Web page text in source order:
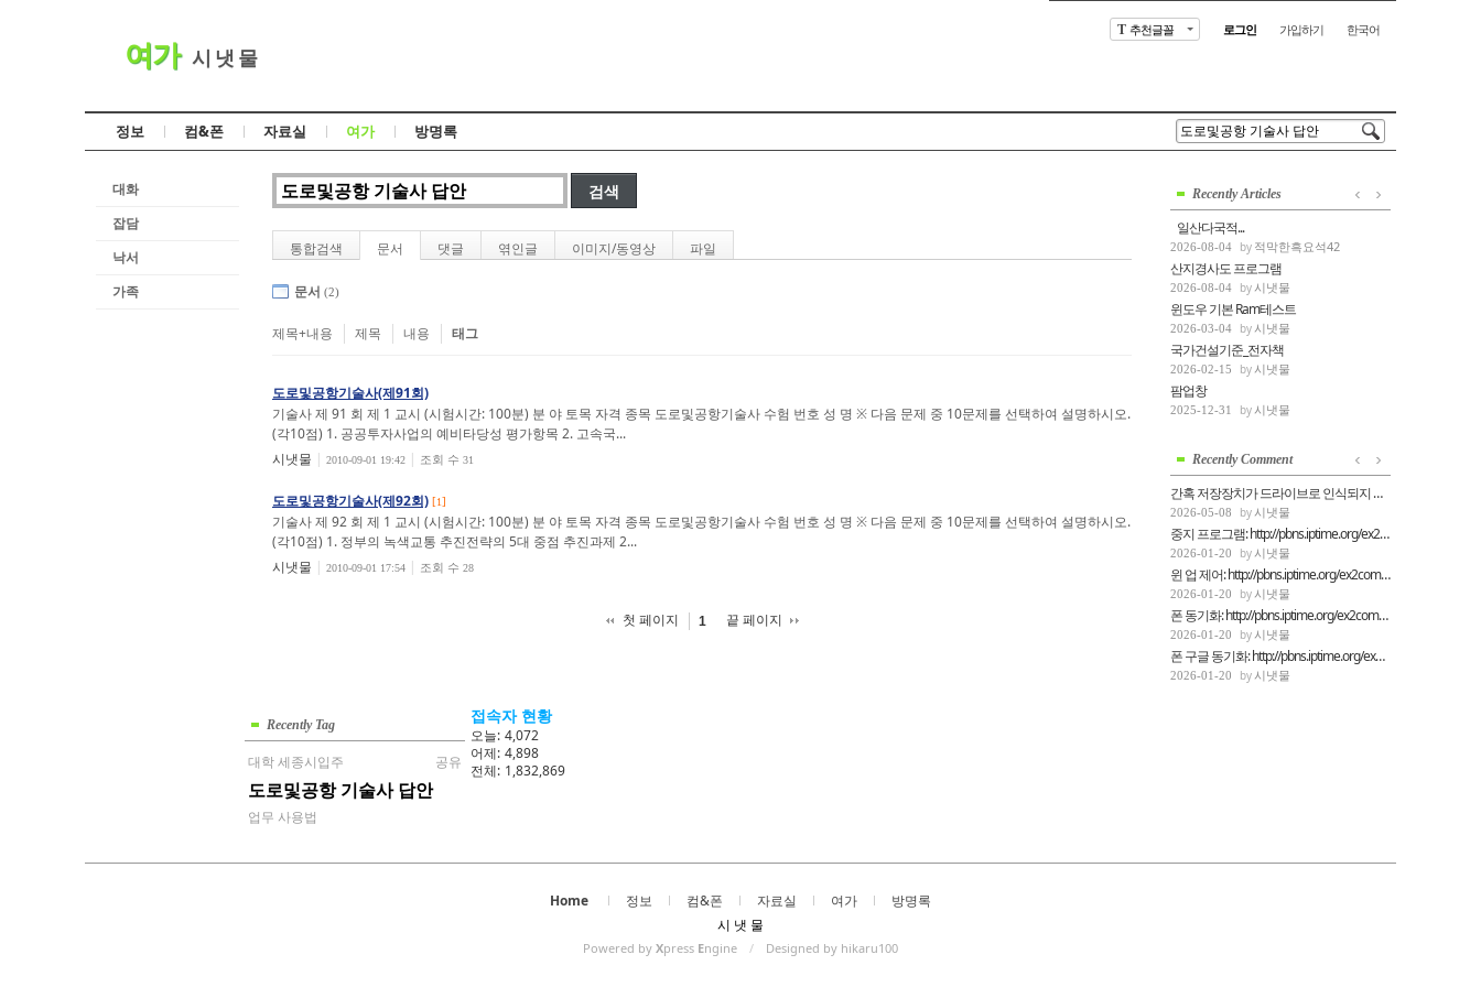
T 추천글꼴 로그인 가입하기 한국어
여가 시 냇 물
정보 컴&폰 자료실 여가 방명록
대화
잡담
낙서
가족
통합검색 문서 댓글 엮인글 이미지/동영상 파일
문서 (2)
제목+내용 제목 내용 태그
도로및공항기술사(제91회)
기술사 제 91 회 제 1 교시 (시험시간: 100분) 분 야 토목 자격 종목 도로및공항기술사 수험 번호 성 명 ※ 다음 문제 중 10문제를 선택하여 설명하시오.
(각10점) 1. 공공투자사업의 예비타당성 평가항목 2. 고속국...
시냇물 | 2010-09-01 19:42 | 조회 수 31
도로및공항기술사(제92회) [1]
기술사 제 92 회 제 1 교시 (시험시간: 100분) 분 야 토목 자격 종목 도로및공항기술사 수험 번호 성 명 ※ 다음 문제 중 10문제를 선택하여 설명하시오.
(각10점) 1. 정부의 녹색교통 추진전략의 5대 중점 추진과제 2...
시냇물 | 2010-09-01 17:54 | 조회 수 28
첫 페이지 1 끝 페이지
Recently Articles
일산다국적...
2026-08-04 적막한흑요석42
산지경사도 프로그램
2026-08-04 시냇물
윈도우 기본 Ram테스트
2026-03-04 시냇물
국가건설기준_전자책
2026-02-15 시냇물
팜업창
2025-12-31 시냇물
Recently Comment
간혹 저장장치가 드라이브로 인식되지 못할때 d...
2026-05-08 시냇물
중지 프로그램: http://pbns.iptime.org/ex2comp/...
2026-01-20 시냇물
윈 업 제어: http://pbns.iptime.org/ex2comp/246...
2026-01-20 시냇물
폰 동기화: http://pbns.iptime.org/ex2comp/2503...
2026-01-20 시냇물
폰 구글 동기화: http://pbns.iptime.org/ex2comp...
2026-01-20 시냇물
Recently Tag
대학 세종시입주 공유
도로및공항 기술사 답안
업무 사용법
접속자 현황
오늘: 4,072
어제: 4,898
전체: 1,832,869
Home 정보 컴&폰 자료실 여가
방명록
시 냇 물
Powered by Xpress Engine / Designed by hikaru100